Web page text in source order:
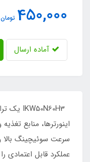
450,000 تومان
آماده ارسال
اینورترها، منابع
سرعت سوئیچینگ بالا